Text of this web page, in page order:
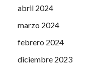
abril 2024
marzo 2024
febrero 2024
diciembre 2023